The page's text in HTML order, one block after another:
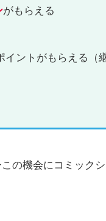
がもらえる
イントがもらえる（
の機会にコミック